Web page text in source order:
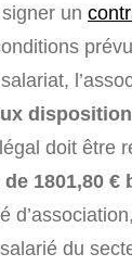
un
doit être
1801,80 €
du